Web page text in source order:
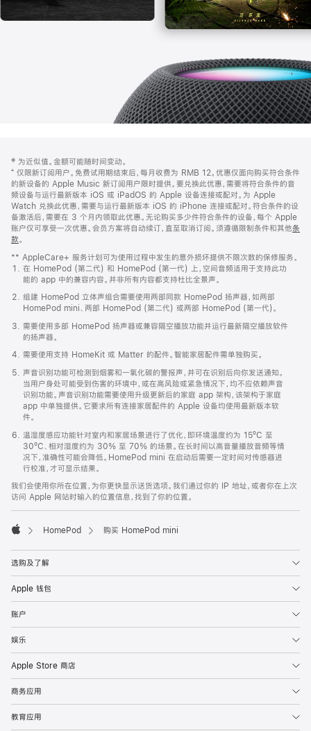
页
页
脚
注
‡ 为近似值。金额可能随时间变动。
⁺ 仅限新订阅用户。免费试用期结束后，每月收费为 RMB 12。优惠仅面向购买符合条件
的新设备的 Apple Music 新订阅用户限时提供。要兑换此优惠，需要将符合条件的音
频设备与运行最新版本 iOS 或 iPadOS 的 Apple 设备连接或配对。为 Apple
Watch 兑换此优惠，需要与运行最新版本 iOS 的 iPhone 连接或配对。符合条件的设
备激活后，需要在 3 个月内领取此优惠。无论购买多少件符合条件的设备，每个 Apple
账户仅可享受一次优惠。会员方案将自动续订，直至取消订阅。须遵循限制条件和其他条
款。
窗
口
中
打
开)
** AppleCare+ 服务计划可为使用过程中发生的意外损坏提供不限次数的保修服务。
在 HomePod (第二代) 和 HomePod (第一代) 上，空间音频适用于支持此功
能的 app 中的兼容内容。并非所有内容都支持杜比全景声。
组建 HomePod 立体声组合需要使用两部同款 HomePod 扬声器，如两部
HomePod mini、两部 HomePod (第二代) 或两部 HomePod (第一代)。
需要使用多部 HomePod 扬声器或兼容隔空播放功能并运行最新隔空播放软件
的扬声器。
需要使用支持 HomeKit 或 Matter 的配件。智能家居配件需单独购买。
声音识别功能可检测到烟雾和一氧化碳的警报声，并可在识别后向你发送通知。
当用户身处可能受到伤害的环境中，或在高风险或紧急情况下，均不应依赖声音
识别功能。声音识别功能需要使用升级更新后的家庭 app 架构，该架构于家庭
app 中单独提供。它要求所有连接家居配件的 Apple 设备均使用最新版本软
件。
温湿度感应功能针对室内和家居场景进行了优化，即环境温度约为 15ºC 至
30ºC、相对湿度约为 30% 至 70% 的场景。在长时间以高音量播放音频等情
况下，准确性可能会降低。HomePod mini 在启动后需要一定时间对传感器进
行校准，才可显示结果。
我们会使用你所在位置，为你更快显示送货选项。我们通过你的 IP 地址，或者你在上次
访问 Apple 网站时输入的位置信息，找到了你的位置。
HomePod 购买 HomePod mini
选购及了解
Apple 钱包
账户
娱乐
Apple Store 商店
商务应用
教育应用